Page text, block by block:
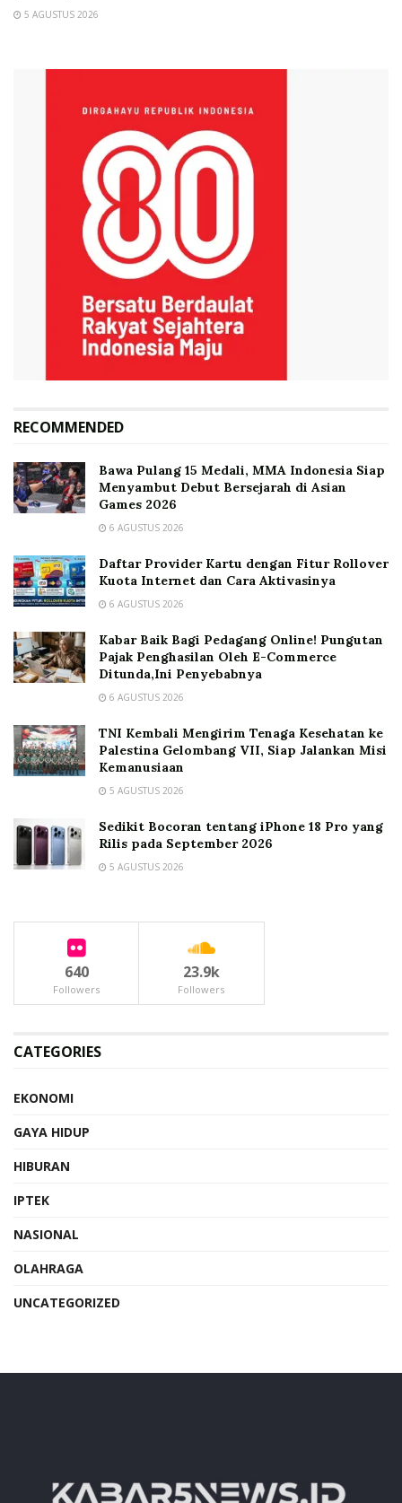
5 AGUSTUS 2026
RECOMMENDED
Bawa Pulang 15 Medali, MMA Indonesia Siap
Menyambut Debut Bersejarah di Asian
Games 2026
6 AGUSTUS 2026
Daftar Provider Kartu dengan Fitur Rollover
Kuota Internet dan Cara Aktivasinya
6 AGUSTUS 2026
Kabar Baik Bagi Pedagang Online! Pungutan
Pajak Penghasilan Oleh E-Commerce
Ditunda,Ini Penyebabnya
6 AGUSTUS 2026
TNI Kembali Mengirim Tenaga Kesehatan ke
Palestina Gelombang VII, Siap Jalankan Misi
Kemanusiaan
5 AGUSTUS 2026
Sedikit Bocoran tentang iPhone 18 Pro yang
Rilis pada September 2026
5 AGUSTUS 2026
640
Followers
23.9k
Followers
CATEGORIES
EKONOMI
GAYA HIDUP
HIBURAN
IPTEK
NASIONAL
OLAHRAGA
UNCATEGORIZED